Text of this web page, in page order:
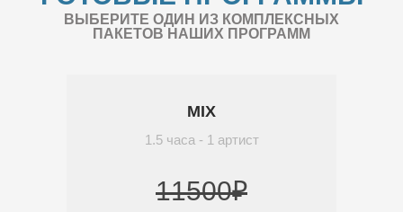
ВЫБЕРИТЕ ОДИН ИЗ КОМПЛЕКСНЫХ
ПАКЕТОВ НАШИХ ПРОГРАММ
MIX
1.5 часа - 1 артист
11500₽